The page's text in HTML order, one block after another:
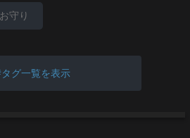
お守り
タグ一覧を表示